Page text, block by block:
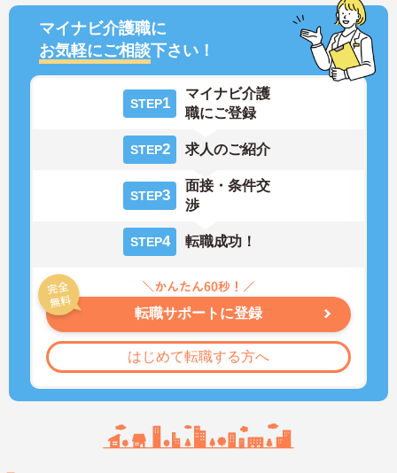
マイナビ介護職に
お気軽にご相談下さい！
STEP1
マイナビ介護
職にご登録
STEP2 求人のご紹介
STEP3
面接・条件交
渉
STEP4 転職成功！
転職サポートに登録
はじめて転職する方へ